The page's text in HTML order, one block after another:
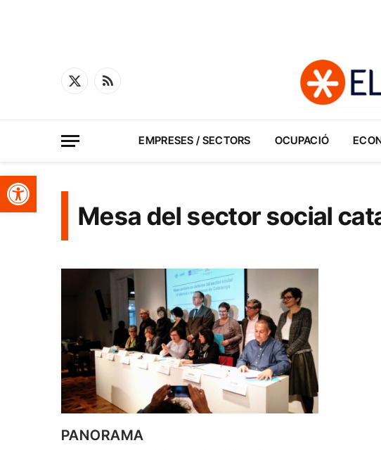
Obre la barra d'eines
X
RSS
EMPRESES / SECTORS OCUPACIÓ
Mesa del sector social
PANORAMA